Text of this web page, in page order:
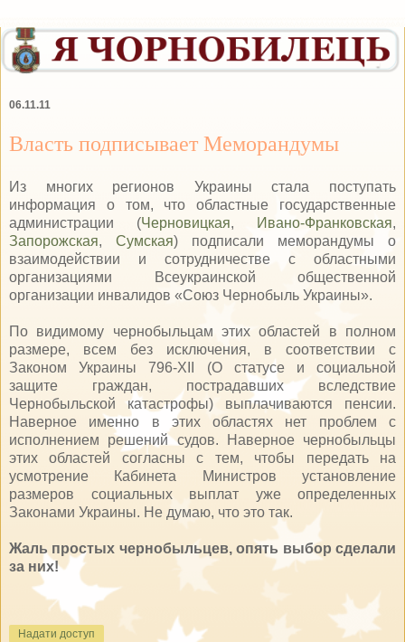
06.11.11
Власть подписывает Меморандумы
Из многих регионов Украины стала поступать
информация о том, что областные государственные
администрации (Черновицкая, Ивано-Франковская,
Запорожская, Сумская) подписали меморандумы о
взаимодействии и сотрудничестве с областными
организациями Всеукраинской общественной
организации инвалидов «Союз Чернобыль Украины».
По видимому чернобыльцам этих областей в полном
размере, всем без исключения, в соответствии с
Законом Украины 796-ХІІ (О статусе и социальной
защите граждан, пострадавших вследствие
Чернобыльской катастрофы) выплачиваются пенсии.
Наверное именно в этих областях нет проблем с
исполнением решений судов. Наверное чернобыльцы
этих областей согласны с тем, чтобы передать на
усмотрение Кабинета Министров установление
размеров социальных выплат уже определенных
Законами Украины. Не думаю, что это так.
Жаль простых чернобыльцев, опять выбор сделали
за них!
Надати доступ